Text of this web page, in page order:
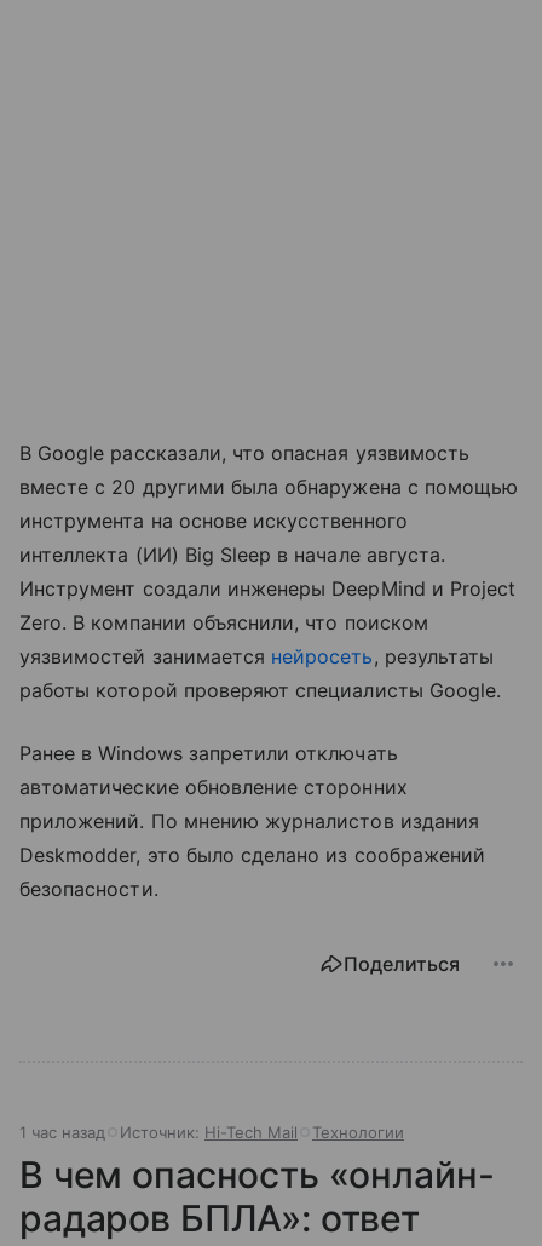
В Google рассказали, что опасная уязвимость
вместе с 20 другими была обнаружена с помощью
инструмента на основе искусственного
интеллекта (ИИ) Big Sleep в начале августа.
Инструмент создали инженеры DeepMind и Project
Zero. В компании объяснили, что поиском
уязвимостей занимается нейросеть, результаты
работы которой проверяют специалисты Google.
Ранее в Windows запретили отключать
автоматические обновление сторонних
приложений. По мнению журналистов издания
Deskmodder, это было сделано из соображений
безопасности.
Поделиться
1 час назад Источник: Hi-Tech Mail Технологии
В чем опасность «онлайн-
радаров БПЛА»: ответ